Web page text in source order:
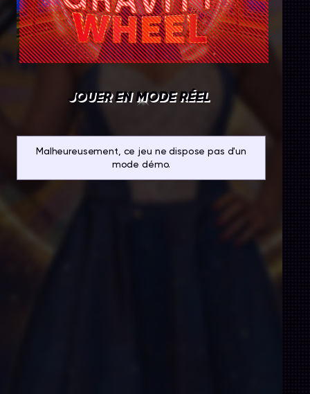
JOUER EN MODE RÉEL
Malheureusement, ce jeu ne dispose pas d'un
mode démo.